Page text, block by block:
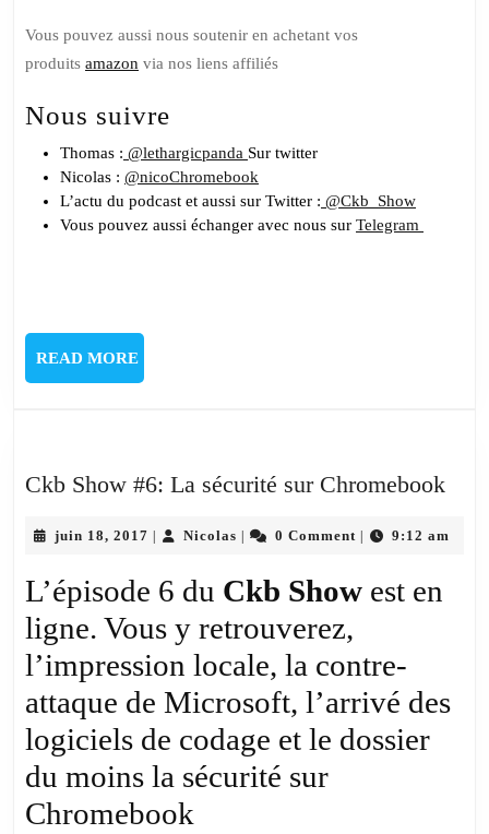
Vous pouvez aussi nous soutenir en achetant vos
produits amazon via nos liens affiliés
Nous suivre
Thomas : @lethargicpanda Sur twitter
Nicolas : @nicoChromebook
L’actu du podcast et aussi sur Twitter : @Ckb_Show
Vous pouvez aussi échanger avec nous sur Telegram
READ MOREREAD
MORE
Ckb Show #6: La sécurité sur ChromebookCkb
#6:
juin 18, 2017 juin
| NicolasNicolas
| 0 Comment | 9:12 am
L’épisode 6 du Ckb Show est en
ligne. Vous y retrouverez,
l’impression locale, la contre-
attaque de Microsoft, l’arrivé des
logiciels de codage et le dossier
du moins la sécurité sur
Chromebook